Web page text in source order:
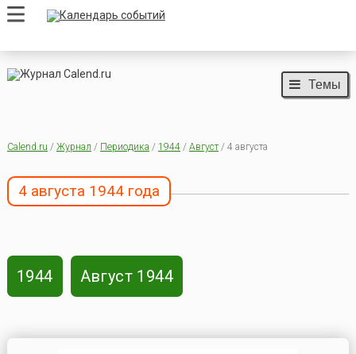
Темы
Calend.ru / Журнал / Периодика / 1944/ Август/ 4 августа
4 августа 1944 года
1944 Август 1944